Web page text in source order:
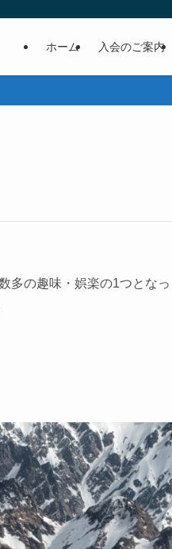
ホーム 入会のご案内
多の趣味・娯楽の1つとなっ